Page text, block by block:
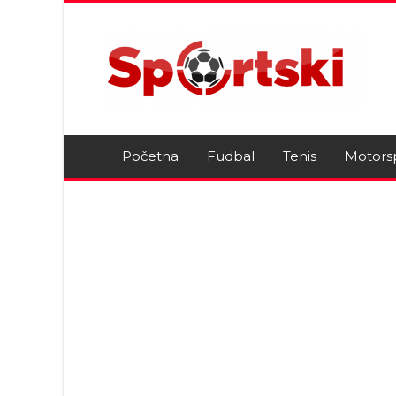
Početna Fudbal Tenis